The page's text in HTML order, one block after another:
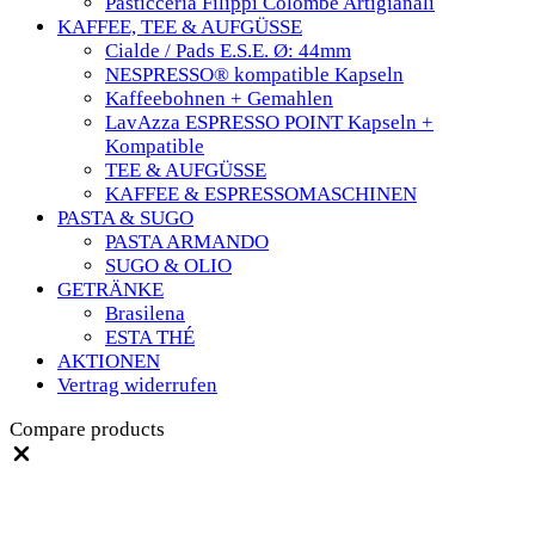
KAFFEE, TEE & AUFGÜSSE
Cialde / Pads E.S.E. Ø: 44mm
NESPRESSO® kompatible Kapseln
Kaffeebohnen + Gemahlen
LavAzza ESPRESSO POINT Kapseln +
Kompatible
TEE & AUFGÜSSE
KAFFEE & ESPRESSOMASCHINEN
PASTA & SUGO
PASTA ARMANDO
SUGO & OLIO
GETRÄNKE
Brasilena
ESTA THÉ
AKTIONEN
Vertrag widerrufen
Compare products